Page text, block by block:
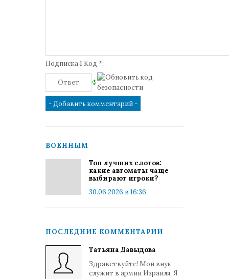
Подписка:1 Код *:
ВОЕННЫМ
Топ лучших слотов:
какие автоматы чаще
выбирают игроки?
30.06.2026 в 16:36
ПОСЛЕДНИЕ КОММЕНТАРИИ
Татьяна Давыдова
Здравствуйте! Мой внук
служит в армии Израиля. Я